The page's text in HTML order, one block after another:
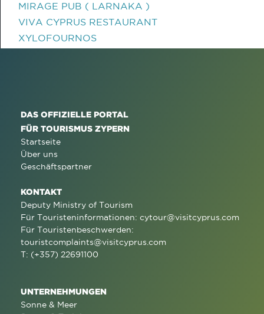
MIRAGE PUB ( LARNAKA )
VIVA CYPRUS RESTAURANT
XYLOFOURNOS
DAS OFFIZIELLE PORTAL
FÜR TOURISMUS ZYPERN
Startseite
Über uns
Geschäftspartner
KONTAKT
Deputy Ministry of Tourism
Für Touristeninformationen: cytour@visitcyprus.com
Für Touristenbeschwerden:
touristcomplaints@visitcyprus.com
T: (+357) 22691100
UNTERNEHMUNGEN
Sonne & Meer